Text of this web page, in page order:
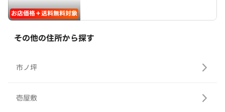
お店価格＋送料無料対象
その他の住所から探す
市ノ坪
壱屋敷